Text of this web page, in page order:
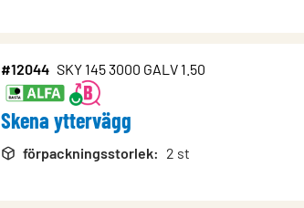
#12044 SKY 145 3000 GALV 1.50
Skena yttervägg
förpackningsstorlek: 2 st